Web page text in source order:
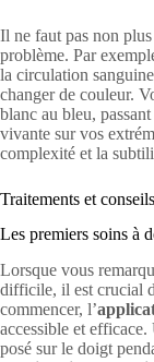
Il ne faut pas non
problème. Par
la circulation
changer de couleur.
blanc au bleu,
vivante sur vos
complexité et la
Traitements et
Les premiers soins à
Lorsque vous
difficile, il est crucial
commencer, l’
accessible et
posé sur le doigt